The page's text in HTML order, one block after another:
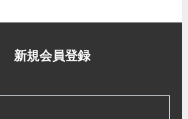
新規会員登録